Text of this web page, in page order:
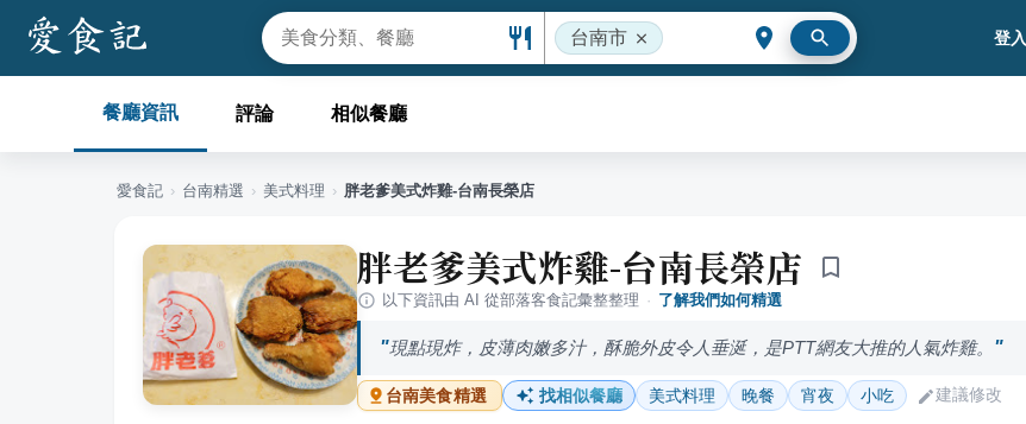
台南市 登入
餐廳資訊 評論 相似餐廳
愛食記 › 台南精選 › 美式料理 › 胖老爹美式炸雞-台南長榮店
胖老爹美式炸雞-台南長榮店
以下資訊由 AI 從部落客食記彙整整理 · 了解我們如何精選
現點現炸，皮薄肉嫩多汁，酥脆外皮令人垂涎，是PTT網友大推的人氣炸雞。
台南美食精選 找相似餐廳 美式料理 晚餐 宵夜 小吃 建議修改